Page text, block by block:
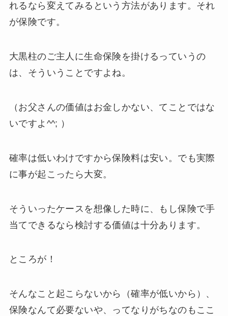
れるなら変えてみるという方法があります。それ
が保険です。
大黒柱のご主人に生命保険を掛けるっていうの
は、そういうことですよね。
（お父さんの価値はお金しかない、てことではな
いですよ^^; ）
確率は低いわけですから保険料は安い。でも実際
に事が起こったら大変。
そういったケースを想像した時に、もし保険で手
当てできるなら検討する価値は十分あります。
ところが！
そんなこと起こらないから（確率が低いから）、
保険なんて必要ないや、ってなりがちなのもここ